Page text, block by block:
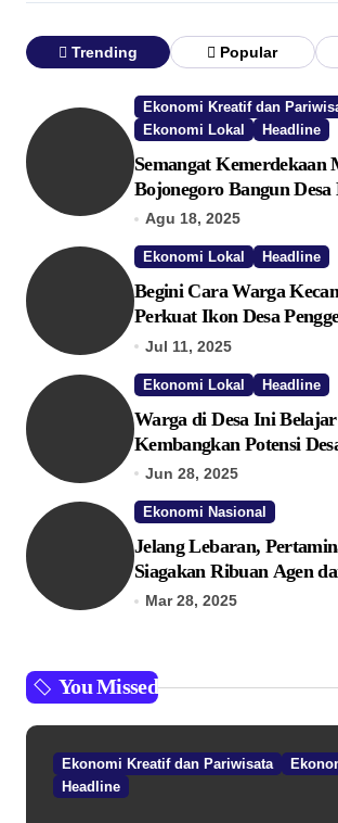
Trending Popular
Ekonomi Kreatif dan
Ekonomi Lokal
Headline
Semangat Kemerdekaan
Bojonegoro Bangun
Ekonomi
Agu 18, 2025
Ekonomi Lokal Headline
Begini Cara Warga
Perkuat Ikon Desa
Lokal Melalui TPID
Jul 11, 2025
Ekonomi Lokal Headline
Warga di Desa Ini
Kembangkan Potensi
Jun 28, 2025
Ekonomi Nasional
Jelang Lebaran,
Siagakan Ribuan Agen
LPG 3 Kg
Mar 28, 2025
You Missed
Ekonomi Kreatif dan Pariwisata
Headline